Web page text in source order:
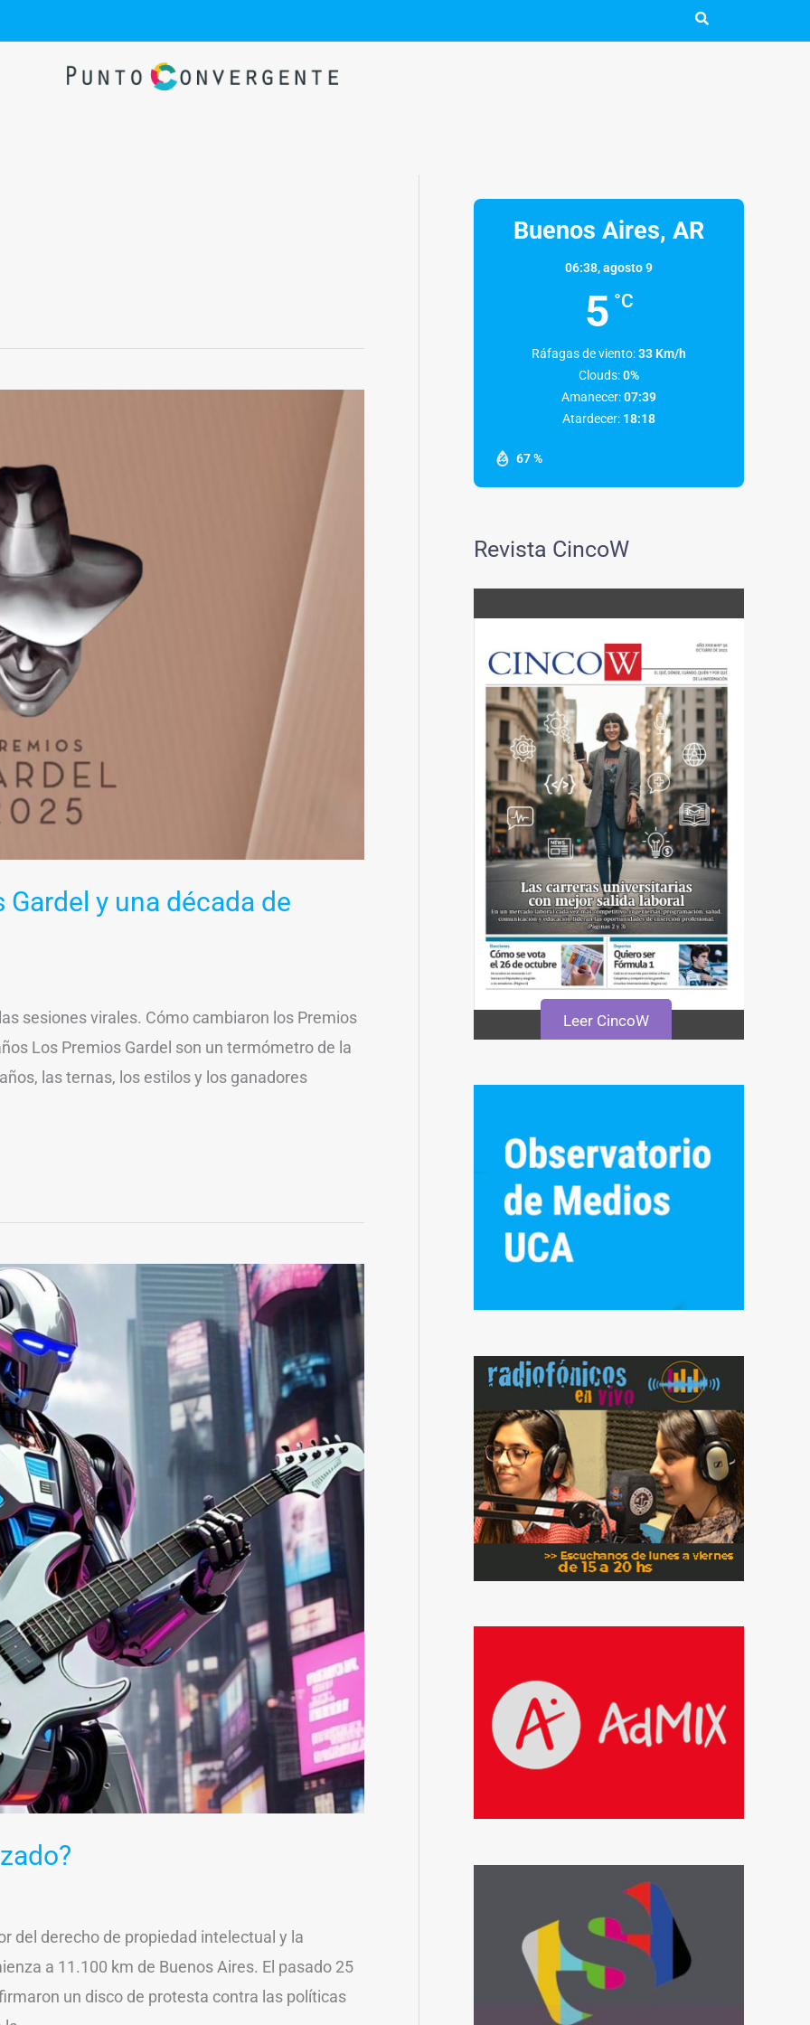
y una década de
sesiones virales. Cómo cambiaron los Premios
Los Premios Gardel son un termómetro de la
las ternas, los estilos y los ganadores
del derecho de propiedad intelectual y la
a 11.100 km de Buenos Aires. El pasado 25
un disco de protesta contra las políticas
Buenos Aires, AR
06:38,agosto 9
5 °C
67 %
Ráfagas de viento:33 Km/h
Clouds:0%
Amanecer:07:39
Atardecer: 18:18
Revista CincoW
Leer CincoW